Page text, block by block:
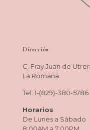
Dirección
C. Fray Juan de
La Romana
Tel: 1-(829)-380-5786
Horarios
De Lunes a Sàbado